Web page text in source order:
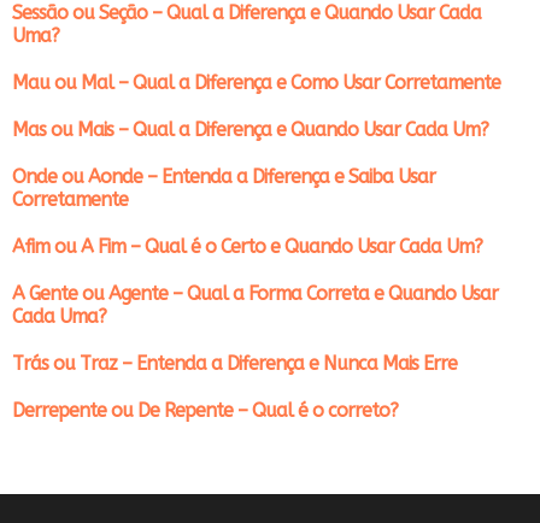
Sessão ou Seção – Qual a Diferença e Quando Usar Cada
Uma?
Mau ou Mal – Qual a Diferença e Como Usar Corretamente
Mas ou Mais – Qual a Diferença e Quando Usar Cada Um?
Onde ou Aonde – Entenda a Diferença e Saiba Usar
Corretamente
Afim ou A Fim – Qual é o Certo e Quando Usar Cada Um?
A Gente ou Agente – Qual a Forma Correta e Quando Usar
Cada Uma?
Trás ou Traz – Entenda a Diferença e Nunca Mais Erre
Derrepente ou De Repente – Qual é o correto?